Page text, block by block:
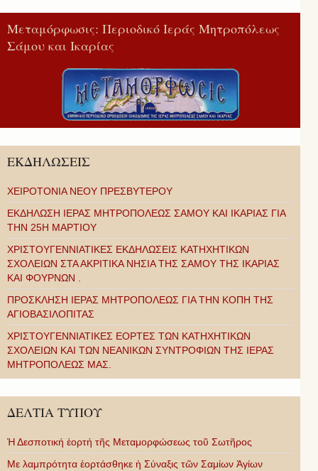
Μεταμόρφωσις: Περιοδικό Ιεράς Μητροπόλεως
Σάμου και Ικαρίας
ΕΚΔΗΛΩΣΕΙΣ
ΧΕΙΡΟΤΟΝΙΑ ΝΕΟΥ ΠΡΕΣΒΥΤΕΡΟΥ
ΕΚΔΗΛΩΣΗ ΙΕΡΑΣ ΜΗΤΡΟΠΟΛΕΩΣ ΣΑΜΟΥ ΚΑΙ ΙΚΑΡΙΑΣ ΓΙΑ
ΤΗΝ 25Η ΜΑΡΤΙΟΥ
ΧΡΙΣΤΟΥΓΕΝΝΙΑΤΙΚΕΣ ΕΚΔΗΛΩΣΕΙΣ ΚΑΤΗΧΗΤΙΚΩΝ
ΣΧΟΛΕΙΩΝ ΣΤΑ ΑΚΡΙΤΙΚΑ ΝΗΣΙΑ ΤΗΣ ΣΑΜΟΥ ΤΗΣ ΙΚΑΡΙΑΣ
ΚΑΙ ΦΟΥΡΝΩΝ .
ΠΡΟΣΚΛΗΣΗ ΙΕΡΑΣ ΜΗΤΡΟΠΟΛΕΩΣ ΓΙΑ ΤΗΝ ΚΟΠΗ ΤΗΣ
ΑΓΙΟΒΑΣΙΛΟΠΙΤΑΣ
ΧΡΙΣΤΟΥΓΕΝΝΙΑΤΙΚΕΣ ΕΟΡΤΕΣ ΤΩΝ ΚΑΤΗΧΗΤΙΚΩΝ
ΣΧΟΛΕΙΩΝ ΚΑΙ ΤΩΝ ΝΕΑΝΙΚΩΝ ΣΥΝΤΡΟΦΙΩΝ ΤΗΣ ΙΕΡΑΣ
ΜΗΤΡΟΠΟΛΕΩΣ ΜΑΣ.
ΔΕΛΤΙΑ ΤΥΠΟΥ
Ἡ Δεσποτική ἑορτή τῆς Μεταμορφώσεως τοῦ Σωτῆρος
Με λαμπρότητα ἑορτάσθηκε ἡ Σύναξις τῶν Σαμίων Ἁγίων